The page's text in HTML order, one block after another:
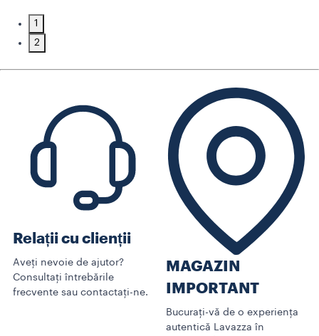
1
2
Relații cu clienții
Aveți nevoie de ajutor?
Consultați întrebările
frecvente sau contactați-ne.
MAGAZIN
IMPORTANT
Bucurați-vă de o experiența
autentică Lavazza în